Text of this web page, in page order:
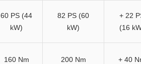
60 PS (44
kW)
82 PS (60
kW)
+ 22
(16
160 Nm 200 Nm + 40